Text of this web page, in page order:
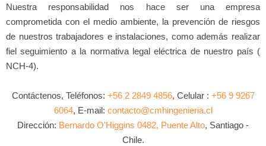
Nuestra responsabilidad nos hace ser una empresa
comprometida con el medio ambiente, la prevención de riesgos
de nuestros trabajadores e instalaciones, como además realizar
fiel seguimiento a la normativa legal eléctrica de nuestro país (
NCH-4).
Contáctenos, Teléfonos: +56 2 2849 4856, Celular : +56 9 9267
6064, E-mail: contacto@cmhingenieria.cl
Dirección: Bernardo O'Higgins 0482, Puente Alto, Santiago -
Chile.